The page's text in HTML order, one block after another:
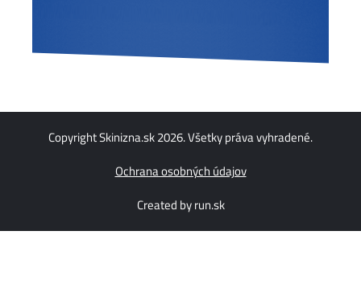
Copyright Skinizna.sk 2026. Všetky práva vyhradené.
Ochrana osobných údajov
Created by run.sk